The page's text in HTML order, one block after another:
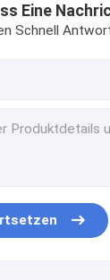
Eine
Schnell